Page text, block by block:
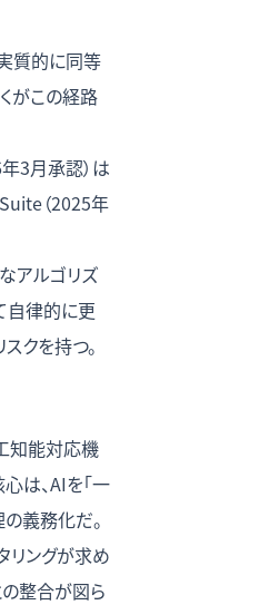
質的に同等
がこの経路
3月承認）は
（2025年
アルゴリズ
自律的に更
クを持つ。
知能対応機
は、AIを「一
義務化だ。
リングが求め
整合が図ら